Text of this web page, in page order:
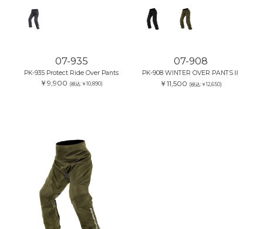
07-935
PK-935 Protect Ride Over Pants
￥9,900 (税込:￥10,890)
07-908
PK-908 WINTER OVER PANTSⅡ
￥11,500 (税込:￥12,650)